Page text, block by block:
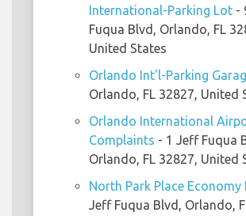
International-Parking Lot -
Fuqua Blvd, Orlando, FL
United States
Orlando Int'l-Parking
Orlando, FL 32827, United
Orlando International
Complaints - 1 Jeff Fuqua
Orlando, FL 32827, United
North Park Place Economy
Jeff Fuqua Blvd, Orlando,